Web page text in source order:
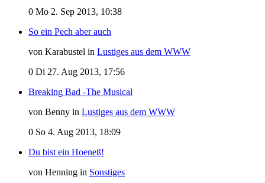
0 Mo 2. Sep 2013, 10:38
So ein Pech aber auch
von Karabustel in Lustiges aus dem WWW
0 Di 27. Aug 2013, 17:56
Breaking Bad -The Musical
von Benny in Lustiges aus dem WWW
0 So 4. Aug 2013, 18:09
Du bist ein Hoeneß!
von Henning in Sonstiges